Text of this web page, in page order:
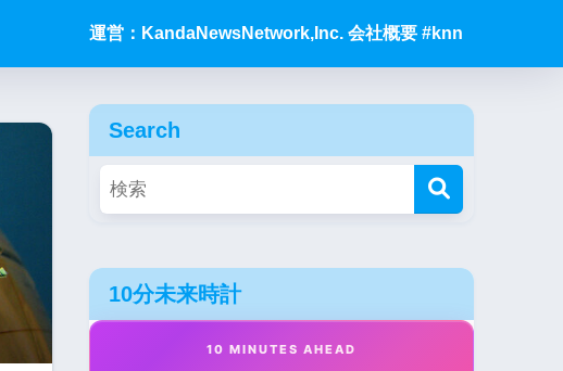
運営：KandaNewsNetwork,Inc. 会社概要 #knn
Search
10分未来時計
10 MINUTES AHEAD